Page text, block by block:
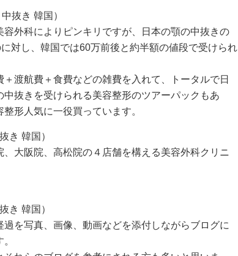
抜き 韓国）
外科によりピンキリですが、日本の顎の中抜きの
対し、韓国では60万前後と約半額の値段で受けられ
渡航費＋食費などの雑費を入れて、トータルで日
抜きを受けられる美容整形のツアーパックもあ
形人気に一役買っています。
き 韓国）
大阪院、高松院の４店舗を構える美容外科クリニ
き 韓国）
を写真、画像、動画などを添付しながらブログに